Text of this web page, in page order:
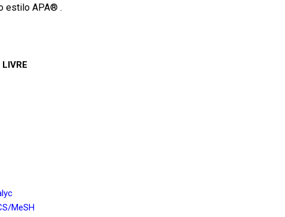
estilo APA® .
MeSH